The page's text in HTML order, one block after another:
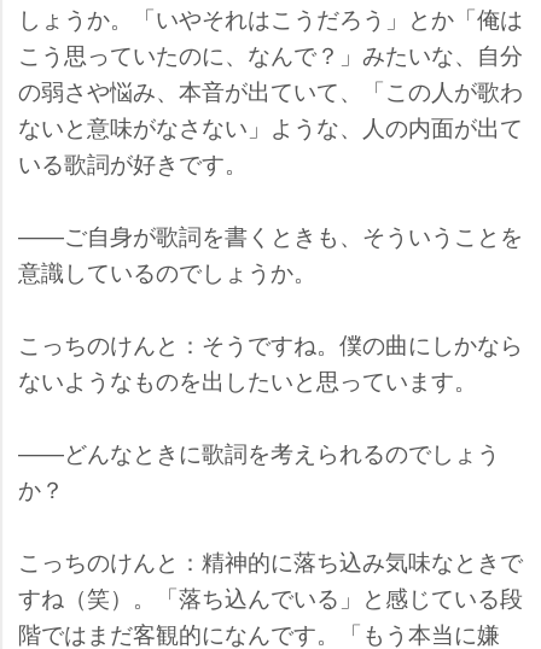
しょうか。「いやそれはこうだろう」とか「俺は
こう思っていたのに、なんで？」みたいな、自分
の弱さや悩み、本音が出ていて、「この人が歌わ
ないと意味がなさない」ような、人の内面が出て
いる歌詞が好きです。
――ご自身が歌詞を書くときも、そういうことを
意識しているのでしょうか。
こっちのけんと：そうですね。僕の曲にしかなら
ないようなものを出したいと思っています。
――どんなときに歌詞を考えられるのでしょう
か？
こっちのけんと：精神的に落ち込み気味なときで
すね（笑）。「落ち込んでいる」と感じている段
階ではまだ客観的になんです。「もう本当に嫌